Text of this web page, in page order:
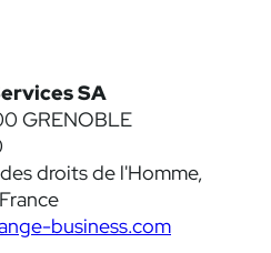
SA
GRENOBLE
droits de l'Homme,
business.com